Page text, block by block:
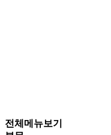
전체메뉴보기